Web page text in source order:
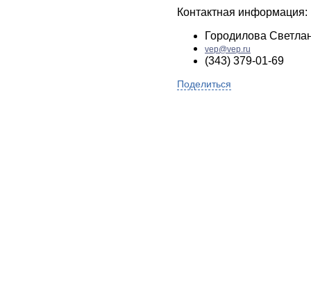
Контактная информация:
Городилова
vep@vep.ru
(343) 379-01-69
Поделиться